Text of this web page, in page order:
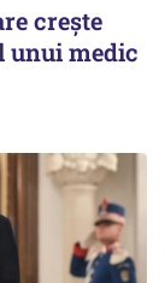
crește
unui medic